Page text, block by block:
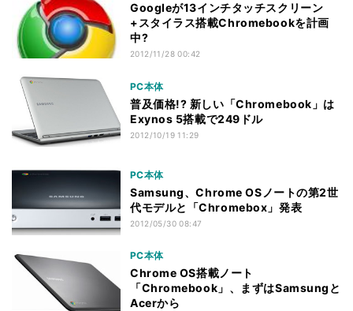
Googleが13インチタッチスクリーン
+スタイラス搭載Chromebookを計画
中?
2012/11/28 00:42
PC本体
普及価格!? 新しい「Chromebook」は
Exynos 5搭載で249ドル
2012/10/19 11:29
PC本体
Samsung、Chrome OSノートの第2世
代モデルと「Chromebox」発表
2012/05/30 08:47
PC本体
Chrome OS搭載ノート
「Chromebook」、まずはSamsungと
Acerから